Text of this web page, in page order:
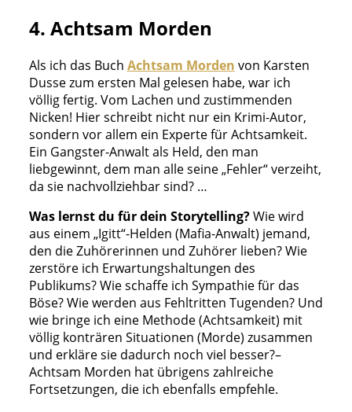
4. Achtsam Morden
Als ich das Buch Achtsam Morden von Karsten
Dusse zum ersten Mal gelesen habe, war ich
völlig fertig. Vom Lachen und zustimmenden
Nicken! Hier schreibt nicht nur ein Krimi-Autor,
sondern vor allem ein Experte für Achtsamkeit.
Ein Gangster-Anwalt als Held, den man
liebgewinnt, dem man alle seine „Fehler“ verzeiht,
da sie nachvollziehbar sind? …
Was lernst du für dein Storytelling?Wie wird
aus einem „Igitt“-Helden (Mafia-Anwalt) jemand,
den die Zuhörerinnen und Zuhörer lieben? Wie
zerstöre ich Erwartungshaltungen des
Publikums? Wie schaffe ich Sympathie für das
Böse? Wie werden aus Fehltritten Tugenden? Und
wie bringe ich eine Methode (Achtsamkeit) mit
völlig konträren Situationen (Morde) zusammen
und erkläre sie dadurch noch viel besser?–
Achtsam Morden hat übrigens zahlreiche
Fortsetzungen, die ich ebenfalls empfehle.